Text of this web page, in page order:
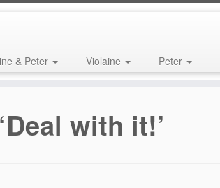
& Peter Violaine Peter
with it!’